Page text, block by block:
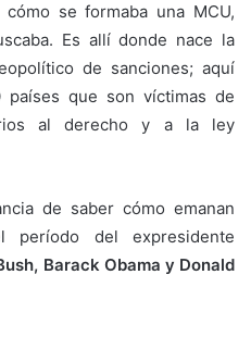
se formaba una MCU,
Es allí donde nace la
de sanciones; aquí
que son víctimas de
al derecho y a la ley
de saber cómo emanan
período del expresidente
Barack Obama y Donald